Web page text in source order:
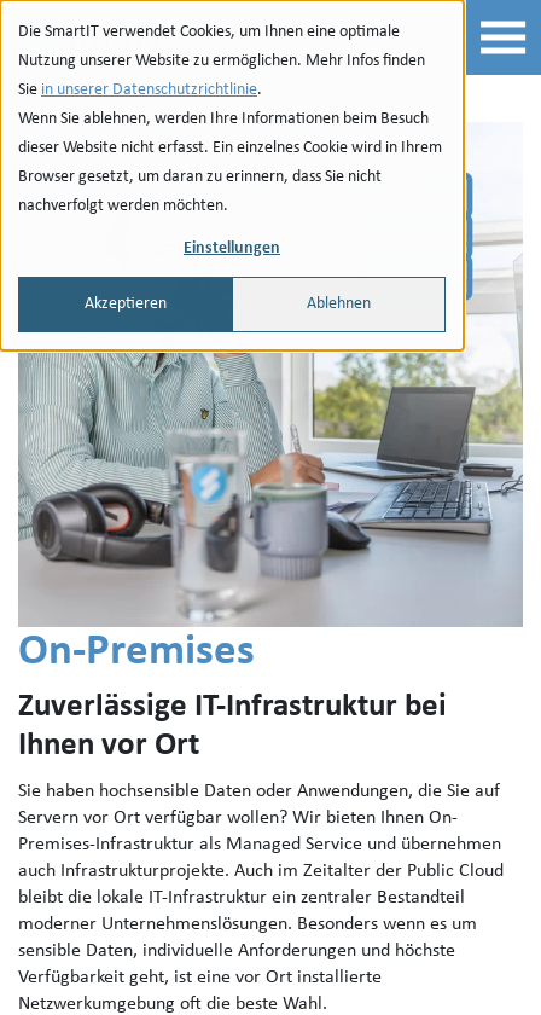
Die SmartIT verwendet Cookies, um Ihnen eine optimale
Nutzung unserer Website zu ermöglichen. Mehr Infos finden
Sie in unserer Datenschutzrichtlinie.
Wenn Sie ablehnen, werden Ihre Informationen beim Besuch
dieser Website nicht erfasst. Ein einzelnes Cookie wird in Ihrem
Browser gesetzt, um daran zu erinnern, dass Sie nicht
nachverfolgt werden möchten.
Einstellungen
Akzeptieren Ablehnen
Zur Navigation
zu den Quicklinks
Zur Suche
Zum Inhalt
On-Premises
Zuverlässige IT-Infrastruktur bei
Ihnen vor Ort
Sie haben hochsensible Daten oder Anwendungen, die Sie auf
Servern vor Ort verfügbar wollen? Wir bieten Ihnen On-
Premises-Infrastruktur als Managed Service und übernehmen
auch Infrastrukturprojekte. Auch im Zeitalter der Public Cloud
bleibt die lokale IT-Infrastruktur ein zentraler Bestandteil
moderner Unternehmenslösungen. Besonders wenn es um
sensible Daten, individuelle Anforderungen und höchste
Verfügbarkeit geht, ist eine vor Ort installierte
Netzwerkumgebung oft die beste Wahl.